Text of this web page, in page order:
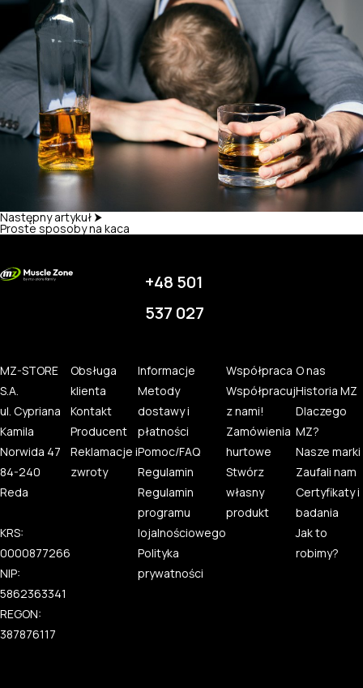
Następny artykuł ⮞
Proste sposoby na kaca
+48 501
537 027
MZ-STORE
S.A.
ul. Cypriana
Kamila
Norwida 47
84-240
Reda
KRS:
0000877266
NIP:
5862363341
REGON:
387876117
Obsługa
klienta
Kontakt
Producent
Reklamacje i
zwroty
Informacje
Metody
dostawy i
płatności
Pomoc/FAQ
Regulamin
Regulamin
programu
lojalnościowego
Polityka
prywatności
Współpraca
Współpracuj
z nami!
Zamówienia
hurtowe
Stwórz
własny
produkt
O nas
Historia MZ
Dlaczego
MZ?
Nasze marki
Zaufali nam
Certyfikaty i
badania
Jak to
robimy?